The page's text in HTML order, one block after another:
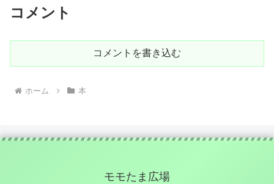
コメント
コメントを書き込む
ホーム 本
モモたま広場